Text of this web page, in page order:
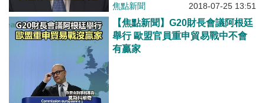
焦點新聞 2018-07-25 13:51
【焦點新聞】G20財長會議阿根廷
舉行 歐盟官員重申貿易戰中不會
有贏家